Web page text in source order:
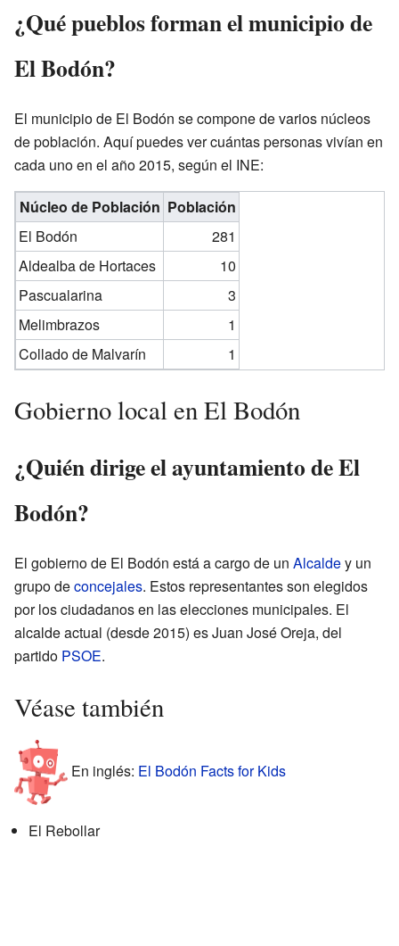
¿Qué pueblos forman el municipio de
El Bodón?
El municipio de El Bodón se compone de varios núcleos
de población. Aquí puedes ver cuántas personas vivían en
cada uno en el año 2015, según el INE:
Núcleo de Población Población
El Bodón
281
Aldealba de Hortaces
10
Pascualarina
3
Melimbrazos
1
Collado de Malvarín
1
Gobierno local en El Bodón
¿Quién dirige el ayuntamiento de El
Bodón?
El gobierno de El Bodón está a cargo de un Alcaldey un
grupo deconcejales. Estos representantes son elegidos
por los ciudadanos en las elecciones municipales. El
alcalde actual (desde 2015) es Juan José Oreja, del
partido PSOE.
Véase también
En inglés: El Bodón Facts for Kids
El Rebollar